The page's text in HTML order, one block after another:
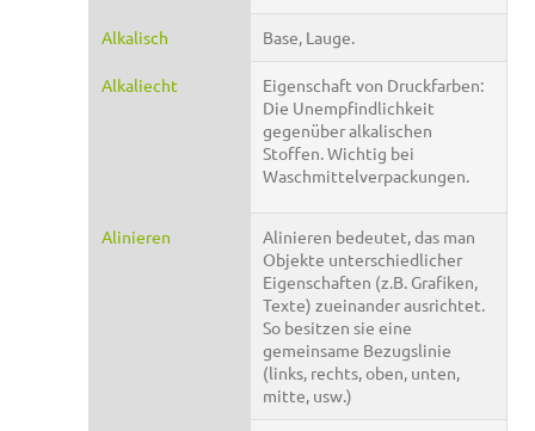
Alkalisch Base, Lauge.
Alkaliecht
Eigenschaft von Druckfarben:
Die Unempfindlichkeit
gegenüber alkalischen
Stoffen. Wichtig bei
Waschmittelverpackungen.
Alinieren
Alinieren bedeutet, das man
Objekte unterschiedlicher
Eigenschaften (z.B. Grafiken,
Texte) zueinander ausrichtet.
So besitzen sie eine
gemeinsame Bezugslinie
(links, rechts, oben, unten,
mitte, usw.)